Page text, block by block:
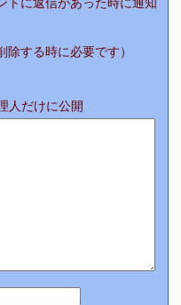
する時に必要です）
人だけに公開